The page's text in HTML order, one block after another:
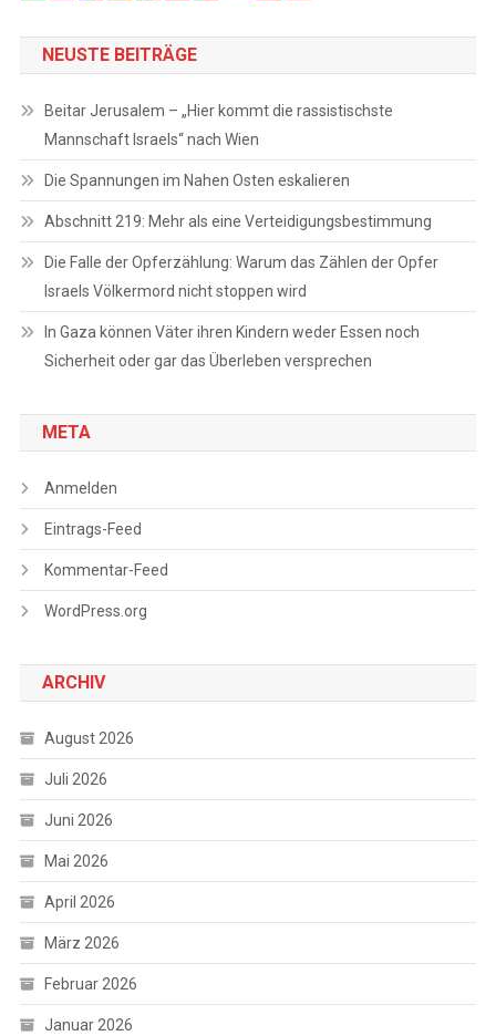
NEUSTE BEITRÄGE
Beitar Jerusalem – „Hier kommt die rassistischste
Mannschaft Israels“ nach Wien
Die Spannungen im Nahen Osten eskalieren
Abschnitt 219: Mehr als eine Verteidigungsbestimmung
Die Falle der Opferzählung: Warum das Zählen der Opfer
Israels Völkermord nicht stoppen wird
In Gaza können Väter ihren Kindern weder Essen noch
Sicherheit oder gar das Überleben versprechen
META
Anmelden
Eintrags-Feed
Kommentar-Feed
WordPress.org
ARCHIV
August 2026
Juli 2026
Juni 2026
Mai 2026
April 2026
März 2026
Februar 2026
Januar 2026